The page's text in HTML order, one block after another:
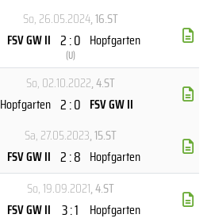
So, 26.05.2024, 16.ST
FSV GW II 2 : 0
(U)
Hopfgarten
So, 02.10.2022, 4.ST
Hopfgarten 2 : 0 FSV GW II
Sa, 27.05.2023, 15.ST
FSV GW II 2 : 8 Hopfgarten
So, 19.09.2021, 4.ST
FSV GW II 3 : 1
Hopfgarten